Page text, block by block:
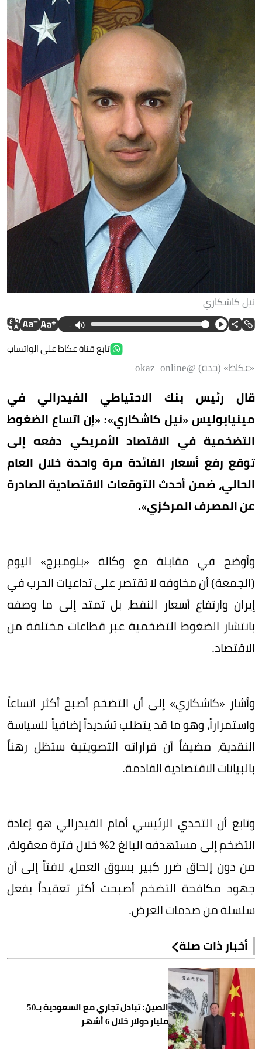
نيل كاشكاري
--:--
تابع قناة عكاظ على الواتساب
«عكاظ» (جدة) @okaz_online
قال رئيس بنك الاحتياطي الفيدرالي في
مينيابوليس «نيل كاشكاري»: «إن اتساع الضغوط
التضخمية في الاقتصاد الأمريكي دفعه إلى
توقع رفع أسعار الفائدة مرة واحدة خلال العام
الحالي، ضمن أحدث التوقعات الاقتصادية الصادرة
عن المصرف المركزي».
وأوضح في مقابلة مع وكالة «بلومبرج» اليوم
(الجمعة) أن مخاوفه لا تقتصر على تداعيات الحرب في
إيران وارتفاع أسعار النفط، بل تمتد إلى ما وصفه
بانتشار الضغوط التضخمية عبر قطاعات مختلفة من
الاقتصاد.
وأشار «كاشكاري» إلى أن التضخم أصبح أكثر اتساعاً
واستمراراً، وهو ما قد يتطلب تشديداً إضافياً للسياسة
النقدية، مضيفاً أن قراراته التصويتية ستظل رهناً
بالبيانات الاقتصادية القادمة.
وتابع أن التحدي الرئيسي أمام الفيدرالي هو إعادة
التضخم إلى مستهدفه البالغ 2% خلال فترة معقولة،
من دون إلحاق ضرر كبير بسوق العمل، لافتاً إلى أن
جهود مكافحة التضخم أصبحت أكثر تعقيداً بفعل
سلسلة من صدمات العرض.
أخبار ذات صلة
الصين: تبادل تجاري مع السعودية بـ50
مليار دولار خلال 6 أشهر